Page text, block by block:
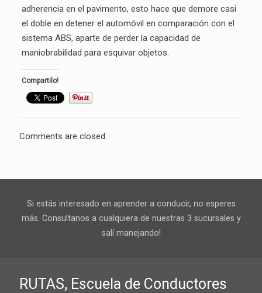
adherencia en el pavimento, esto hace que demore casi
el doble en detener el automóvil en comparación con el
sistema ABS, aparte de perder la capacidad de
maniobrabilidad para esquivar objetos.
Compartilo!
Comments are closed.
Si estás interesado en aprender a conducir, no esperes
más. Consultanos a cualquiera de nuestras 3 sucursales y
salí manejando!
RUTAS, Escuela de Conductores